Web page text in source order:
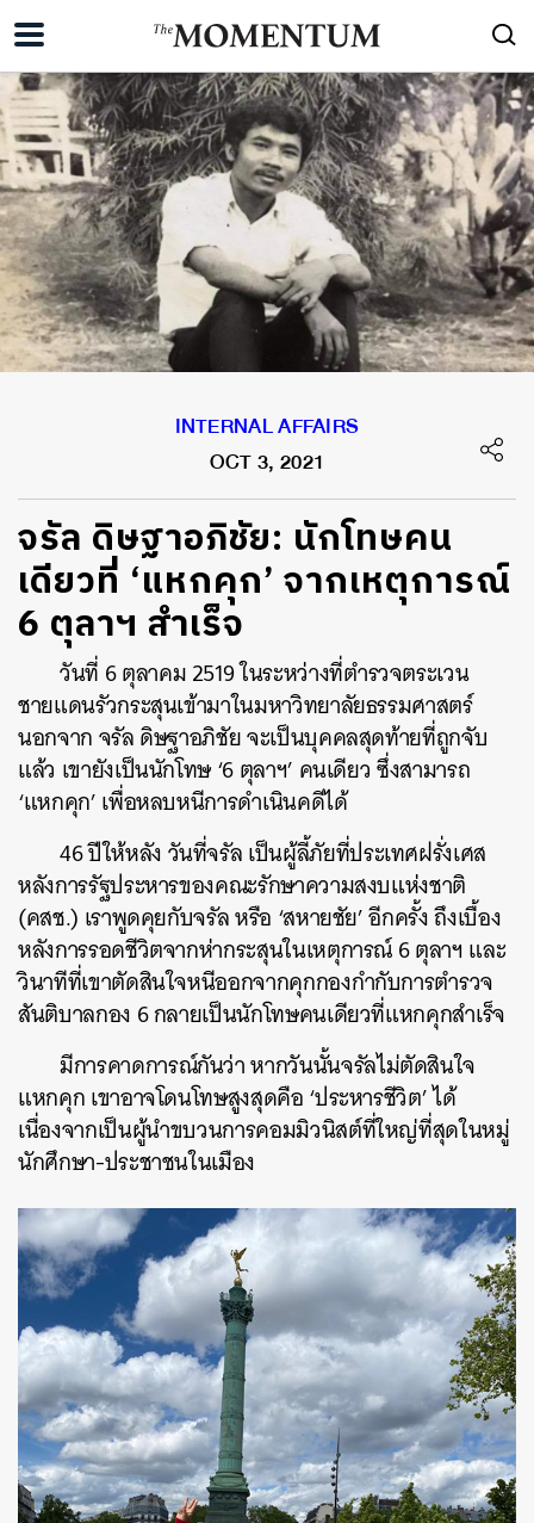
INTERNAL AFFAIRS
OCT 3, 2021
จรัล ดิษฐาอภิชัย: นักโทษคน
เดียวที่ ‘แหกคุก’ จากเหตุการณ์
6 ตุลาฯ สำเร็จ
วันที่ 6 ตุลาคม 2519 ในระหว่างที่ตำรวจตระเวน
ชายแดนรัวกระสุนเข้ามาในมหาวิทยาลัยธรรมศาสตร์
นอกจาก จรัล ดิษฐาอภิชัย จะเป็นบุคคลสุดท้ายที่ถูกจับ
แล้ว เขายังเป็นนักโทษ ‘6 ตุลาฯ’ คนเดียว ซึ่งสามารถ
‘แหกคุก’ เพื่อหลบหนีการดำเนินคดีได้
46 ปีให้หลัง วันที่จรัล เป็นผู้ลี้ภัยที่ประเทศฝรั่งเศส
หลังการรัฐประหารของคณะรักษาความสงบแห่งชาติ
(คสช.) เราพูดคุยกับจรัล หรือ ‘สหายชัย’ อีกครั้ง ถึงเบื้อง
หลังการรอดชีวิตจากห่ากระสุนในเหตุการณ์ 6 ตุลาฯ และ
วินาทีที่เขาตัดสินใจหนีออกจากคุกกองกำกับการตำรวจ
สันติบาลกอง 6 กลายเป็นนักโทษคนเดียวที่แหกคุกสำเร็จ
มีการคาดการณ์กันว่า หากวันนั้นจรัลไม่ตัดสินใจ
แหกคุก เขาอาจโดนโทษสูงสุดคือ ‘ประหารชีวิต’ ได้
เนื่องจากเป็นผู้นำขบวนการคอมมิวนิสต์ที่ใหญ่ที่สุดในหมู่
นักศึกษา-ประชาชนในเมือง